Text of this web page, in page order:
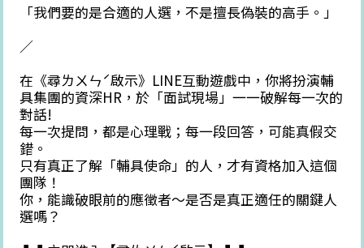
「我們要的是合適的人選，不是擅長偽裝的高手。」
／
在《尋ㄌㄨㄣˊ啟示》LINE互動遊戲中，你將扮演輔
具集團的資深HR，於「面試現場」一一破解每一次的
對話!
每一次提問，都是心理戰；每一段回答，可能真假交
錯。
只有真正了解「輔具使命」的人，才有資格加入這個
團隊！
你，能識破眼前的應徵者～是否是真正適任的關鍵人
選嗎？